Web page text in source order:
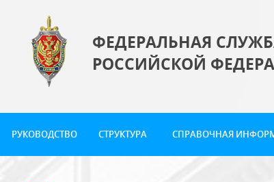
ФЕДЕРАЛЬНАЯ
РОССИЙСКОЙ
РУКОВОДСТВО СТРУКТУРА СПРАВОЧНАЯ